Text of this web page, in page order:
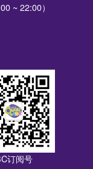
~ 22:00）
订阅号